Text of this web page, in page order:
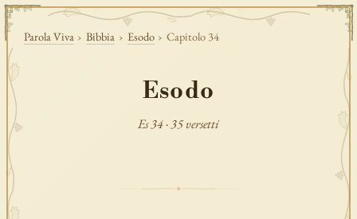
Parola Viva › Bibbia › Esodo › Capitolo 34
Esodo
Es 34 · 35 versetti